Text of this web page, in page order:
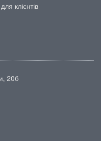
клієнтів
20б